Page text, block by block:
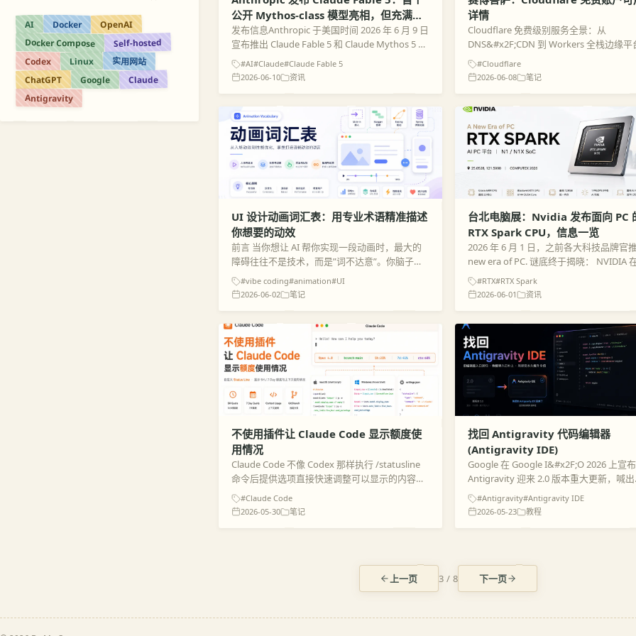
AI Docker OpenAI
Docker Compose Self-hosted
Codex Linux 实用网站
ChatGPT Google Claude
Antigravity
公开 Mythos-class 模型亮相，但充满限
制
发布信息Anthropic 于美国时间 2026 年 6 月 9 日
宣布推出 Claude Fable 5 和 Claude Mythos 5 。
其中，Claude Fable 5 被定位为...
#AI#Claude#Claude Fable 5
2026-06-10
资讯
详情
Cloudflare 免费级别服务全景：从
DNS&#x2F;CDN 到 Workers 全栈边缘平
对象：个人开发者、独立产品、开源项
团队 PoC、低成本出海&#x2F;全球访...
#Cloudflare
2026-06-08
笔记
UI 设计动画词汇表：用专业术语精准描述
你想要的动效
前言 当你想让 AI 帮你实现一段动画时，最大的
障碍往往不是技术，而是”词不达意”。你脑子里
有画面，却说不出它叫什么。这篇文章整理了一
套 Web 动画的通用词汇——掌握它们，你就能
#vibe coding#animation#UI
2026-06-02
笔记
台北电脑展：Nvidia 发布面向 PC
RTX Spark CPU，信息一览
2026 年 6 月 1 日，之前各大科技品牌官
new era of PC. 谜底终于揭晓： NVIDIA
的 Computex 2026 正式发布了面向 PC
S...
#RTX#RTX Spark
2026-06-01
资讯
不使用插件让 Claude Code 显示额度使
用情况
Claude Code 不像 Codex 那样执行 /statusline
命令后提供选项直接快速调整可以显示的内容，
执行 /statusline 其实是调用模型去分析然后修改
~/.clau...
#Claude Code
2026-05-30
笔记
找回 Antigravity 代码编辑器
(Antigravity IDE)
Google 在 Google I&#x2F;O 2026 上宣
Antigravity 迎来 2.0 版本重大更新，喊出
Agents 驱动的口号，实际效果却堪称灾
度暴降、用户配置...
#Antigravity#Antigravity IDE
2026-05-23
教程
上一页 3 / 8 下一页